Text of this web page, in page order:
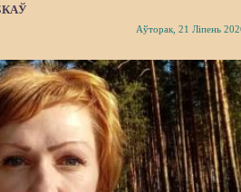
Аўторак, 21 Ліпень